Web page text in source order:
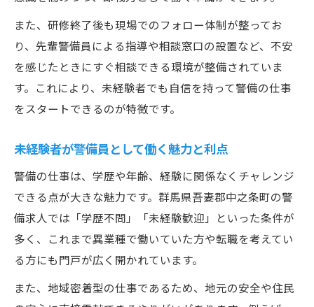
また、研修終了後も現場でのフォロー体制が整ってお
り、先輩警備員による指導や相談窓口の設置など、不安
を感じたときにすぐ相談できる環境が整備されていま
す。これにより、未経験者でも自信を持って警備の仕事
をスタートできるのが特徴です。
未経験者が警備員として働く魅力と利点
警備の仕事は、学歴や年齢、経験に関係なくチャレンジ
できる点が大きな魅力です。群馬県吾妻郡中之条町の警
備求人では「学歴不問」「未経験歓迎」といった条件が
多く、これまで異業種で働いていた方や転職を考えてい
る方にも門戸が広く開かれています。
また、地域密着型の仕事であるため、地元の安全や住民